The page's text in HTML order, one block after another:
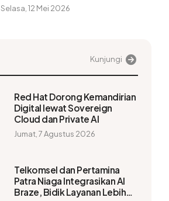
Selasa, 12 Mei 2026
Kunjungi
Red Hat Dorong Kemandirian
Digital lewat Sovereign
Cloud dan Private AI
Jumat, 7 Agustus 2026
Telkomsel dan Pertamina
Patra Niaga Integrasikan AI
Braze, Bidik Layanan Lebih